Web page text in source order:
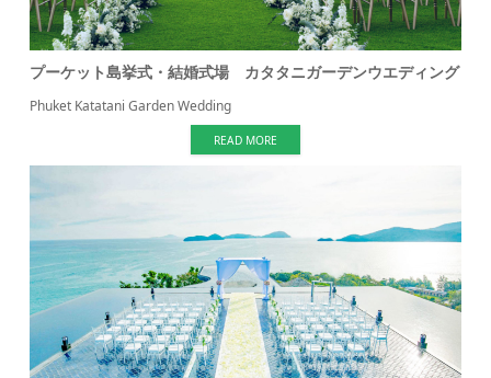
プーケット島挙式・結婚式場 カタタニガーデンウエディング
Phuket Katatani Garden Wedding
READ MORE